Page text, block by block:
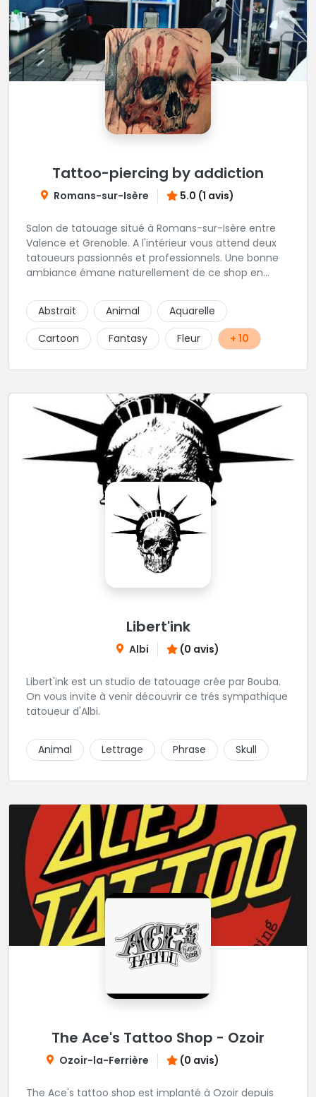
Tattoo-piercing by addiction
Romans-sur-Isère 5.0 (1 avis)
Salon de tatouage situé à Romans-sur-Isère entre
Valence et Grenoble. A l'intérieur vous attend deux
tatoueurs passionnés et professionnels. Une bonne
ambiance émane naturellement de ce shop en
Abstrait
Animal
Aquarelle
Cartoon
Fantasy Fleur + 10
Libert'ink
Albi (0 avis)
Libert'ink est un studio de tatouage crée par Bouba.
On vous invite à venir découvrir ce trés sympathique
tatoueur d'Albi.
Animal Lettrage Phrase Skull
The Ace's Tattoo Shop - Ozoir
Ozoir-la-Ferrière (0 avis)
The Ace's tattoo shop est implanté à Ozoir depuis